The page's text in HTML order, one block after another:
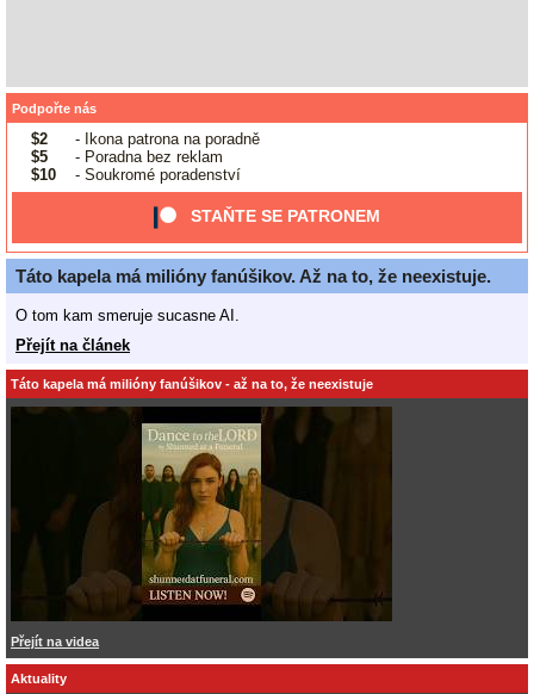
Podpořte nás
$2
- Ikona patrona na poradně
$5
- Poradna bez reklam
$10
- Soukromé poradenství
STAŇTE SE PATRONEM
Táto kapela má milióny fanúšikov. Až na to, že neexistuje.
O tom kam smeruje sucasne AI.
Přejít na článek
Táto kapela má milióny fanúšikov - až na to, že neexistuje
Přejít na videa
Aktuality